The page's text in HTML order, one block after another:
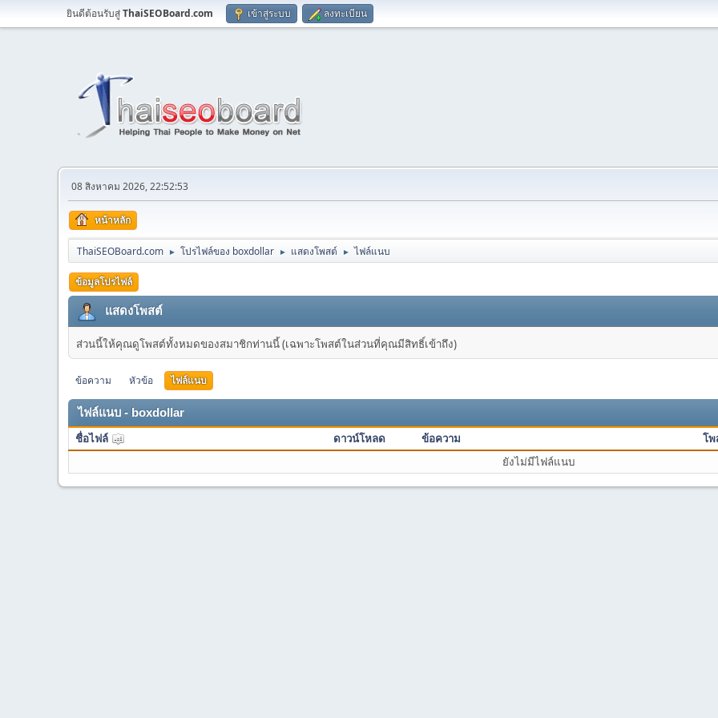
ยินดีต้อนรับสู่ThaiSEOBoard.com เข้าสู่ระบบ ลงทะเบียน
08 สิงหาคม 2026, 22:52:53
หน้าหลัก
ThaiSEOBoard.com ► โปรไฟล์ของ boxdollar ► แสดงโพสต์ ► ไฟล์แนบ
ข้อมูลโปรไฟล์
แสดงโพสต์
ส่วนนี้ให้คุณดูโพสต์ทั้งหมดของสมาชิกท่านนี้ (เฉพาะโพสต์ในส่วนที่คุณมีสิทธิ์เข้าถึง)
ข้อความ หัวข้อ ไฟล์แนบ
ไฟล์แนบ - boxdollar
ชื่อไฟล์ ดาวน์โหลด ข้อความ
โพ
ยังไม่มีไฟล์แนบ